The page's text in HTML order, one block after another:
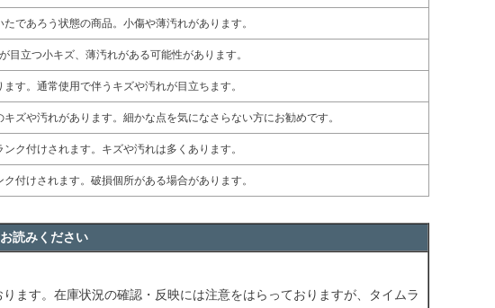
であろう状態の商品。小傷や薄汚れがあります。
目立つ小キズ、薄汚れがある可能性があります。
す。通常使用で伴うキズや汚れが目立ちます。
ズや汚れがあります。細かな点を気になさらない方にお勧めです。
ク付けされます。キズや汚れは多くあります。
付けされます。破損個所がある場合があります。
読みください
ます。在庫状況の確認・反映には注意をはらっておりますが、タイムラ